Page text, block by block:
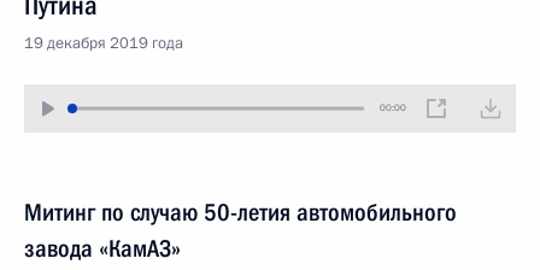
19 декабря 2019 года
00:00
Митинг по случаю 50-летия автомобильного
завода «КамАЗ»